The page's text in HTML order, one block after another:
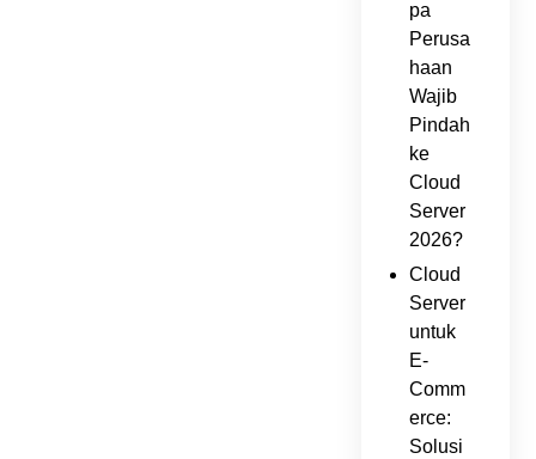
pa
Perusa
haan
Wajib
Pindah
ke
Cloud
Server
2026?
Cloud
Server
untuk
E-
Comm
erce:
Solusi